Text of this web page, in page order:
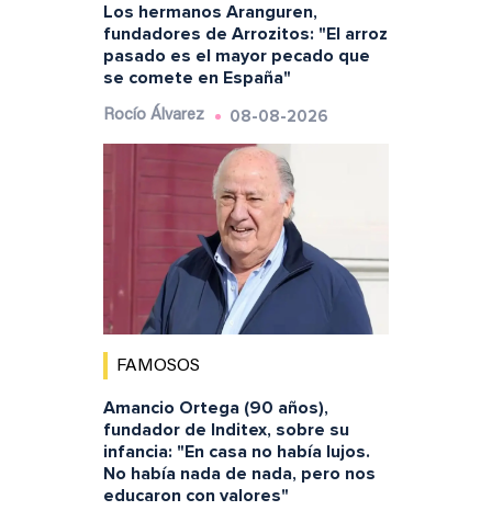
Los hermanos Aranguren,
fundadores de Arrozitos: "El arroz
pasado es el mayor pecado que
se comete en España"
Rocío Álvarez 08-08-2026
FAMOSOS
Amancio Ortega (90 años),
fundador de Inditex, sobre su
infancia: "En casa no había lujos.
No había nada de nada, pero nos
educaron con valores"